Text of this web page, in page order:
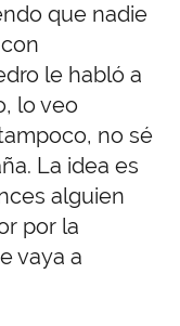
que nadie
le habló a
lo veo
no sé
La idea es
alguien
por la
vaya a